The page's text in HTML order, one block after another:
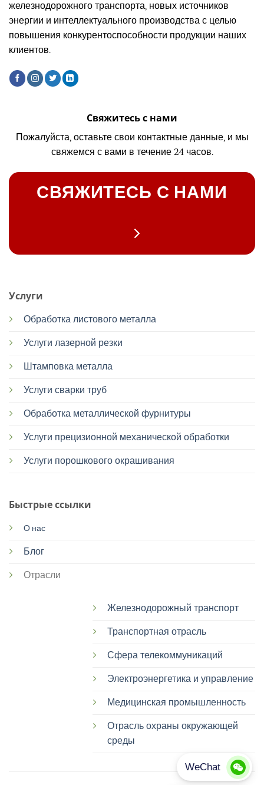
железнодорожного транспорта, новых источников
энергии и интеллектуального производства с целью
повышения конкурентоспособности продукции наших
клиентов.
Услуги
Обработка листового металла
Услуги лазерной резки
Штамповка металла
Услуги сварки труб
Обработка металлической фурнитуры
Услуги прецизионной механической обработки
Услуги порошкового окрашивания
Быстрые ссылки
О нас
Блог
Отрасли
Железнодорожный транспорт
Транспортная отрасль
Сфера телекоммуникаций
Электроэнергетика и управление
Медицинская промышленность
Отрасль охраны окружающей
среды
Свяжитесь с нами
Пожалуйста, оставьте свои контактные данные, и мы
свяжемся с вами в течение 24 часов.
СВЯЖИТЕСЬ С НАМИ